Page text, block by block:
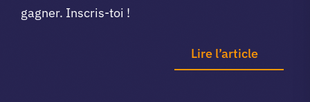
gagner. Inscris-toi !
Lire l’article